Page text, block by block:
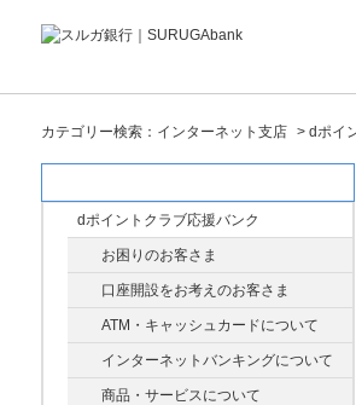
カテゴリー検索：インターネット支店 > dポイ
dポイントクラブ応援バンク
お困りのお客さま
口座開設をお考えのお客さま
ATM・キャッシュカードについて
インターネットバンキングについて
商品・サービスについて